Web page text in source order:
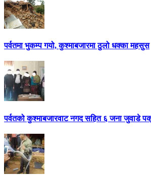
पर्वतमा भुकम्प गयो, कुश्माबजारमा ठुलो धक्का महसुस
पर्वतको कुश्माबजारवाट नगद सहित ६ जना जुवाडे